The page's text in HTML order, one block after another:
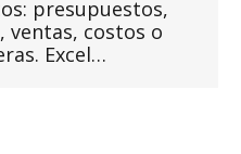
presupuestos,
ventas, costos o
Excel…